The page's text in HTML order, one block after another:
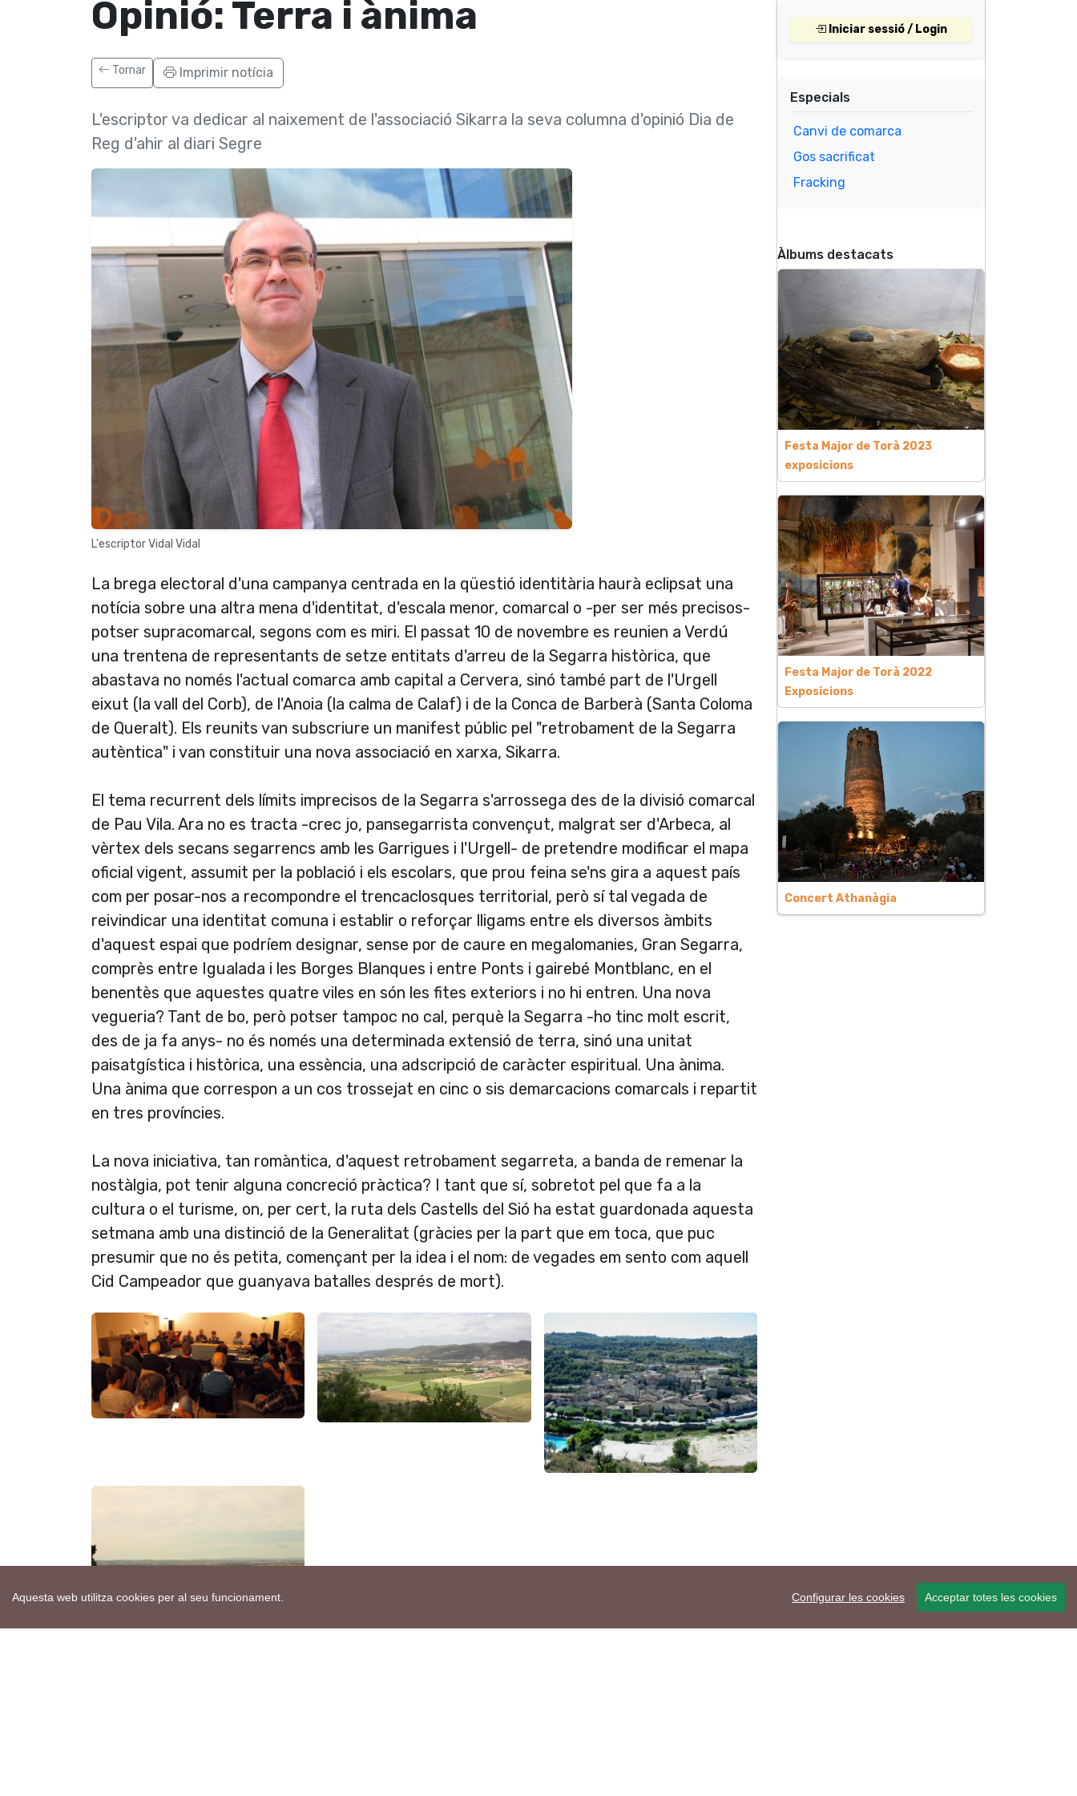
Aquesta web utilitza cookies per al seu funcionament. Configurar les cookies Acceptar totes les cookies
Opinió: Terra i ànima
Tornar Imprimir notícia
L'escriptor va dedicar al naixement de l'associació Sikarra la seva columna d'opinió Dia de
Reg d'ahir al diari Segre
L'escriptor Vidal Vidal
La brega electoral d'una campanya centrada en la qüestió identitària haurà eclipsat una
notícia sobre una altra mena d'identitat, d'escala menor, comarcal o -per ser més precisos-
potser supracomarcal, segons com es miri. El passat 10 de novembre es reunien a Verdú
una trentena de representants de setze entitats d'arreu de la Segarra històrica, que
abastava no només l'actual comarca amb capital a Cervera, sinó també part de l'Urgell
eixut (la vall del Corb), de l'Anoia (la calma de Calaf) i de la Conca de Barberà (Santa Coloma
de Queralt). Els reunits van subscriure un manifest públic pel "retrobament de la Segarra
autèntica" i van constituir una nova associació en xarxa, Sikarra.
El tema recurrent dels límits imprecisos de la Segarra s'arrossega des de la divisió comarcal
de Pau Vila. Ara no es tracta -crec jo, pansegarrista convençut, malgrat ser d'Arbeca, al
vèrtex dels secans segarrencs amb les Garrigues i l'Urgell- de pretendre modificar el mapa
oficial vigent, assumit per la població i els escolars, que prou feina se'ns gira a aquest país
com per posar-nos a recompondre el trencaclosques territorial, però sí tal vegada de
reivindicar una identitat comuna i establir o reforçar lligams entre els diversos àmbits
d'aquest espai que podríem designar, sense por de caure en megalomanies, Gran Segarra,
comprès entre Igualada i les Borges Blanques i entre Ponts i gairebé Montblanc, en el
benentès que aquestes quatre viles en són les fites exteriors i no hi entren. Una nova
vegueria? Tant de bo, però potser tampoc no cal, perquè la Segarra -ho tinc molt escrit,
des de ja fa anys- no és només una determinada extensió de terra, sinó una unitat
paisatgística i històrica, una essència, una adscripció de caràcter espiritual. Una ànima.
Una ànima que correspon a un cos trossejat en cinc o sis demarcacions comarcals i repartit
en tres províncies.
La nova iniciativa, tan romàntica, d'aquest retrobament segarreta, a banda de remenar la
nostàlgia, pot tenir alguna concreció pràctica? I tant que sí, sobretot pel que fa a la
cultura o el turisme, on, per cert, la ruta dels Castells del Sió ha estat guardonada aquesta
setmana amb una distinció de la Generalitat (gràcies per la part que em toca, que puc
presumir que no és petita, començant per la idea i el nom: de vegades em sento com aquell
Cid Campeador que guanyava batalles després de mort).
Iniciar sessió / Login
Especials
Canvi de comarca
Gos sacrificat
Fracking
Àlbums destacats
Festa Major de Torà 2023
exposicions
Festa Major de Torà 2022
Exposicions
Concert Athanàgia